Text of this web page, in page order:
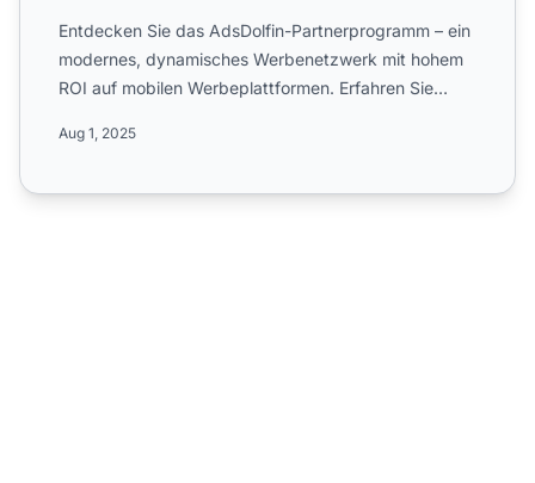
Entdecken Sie das AdsDolfin-Partnerprogramm – ein
modernes, dynamisches Werbenetzwerk mit hohem
ROI auf mobilen Werbeplattformen. Erfahren Sie
Aug 1, 2025